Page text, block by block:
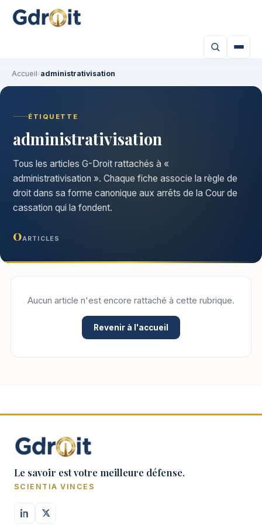
Accueil›administrativisation
ÉTIQUETTE
administrativisation
Tous les articles G-Droit rattachés à «
administrativisation ». Chaque fiche associe la règle de
droit dans sa forme canonique aux arrêts de la Cour de
cassation qui la fondent.
0ARTICLES
Aucun article n'est encore rattaché à cette rubrique.
Revenir à l'accueil
Le savoir est votre meilleure défense.
SCIENTIA VINCES